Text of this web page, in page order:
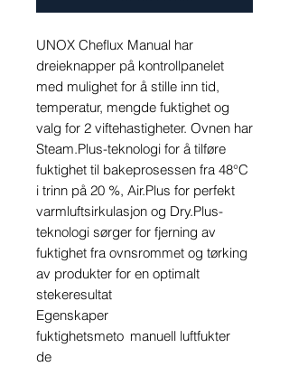
UNOX Cheflux Manual har
dreieknapper på kontrollpanelet
med mulighet for å stille inn tid,
temperatur, mengde fuktighet og
valg for 2 viftehastigheter. Ovnen har
Steam.Plus-teknologi for å tilføre
fuktighet til bakeprosessen fra 48°C
i trinn på 20 %, Air.Plus for perfekt
varmluftsirkulasjon og Dry.Plus-
teknologi sørger for fjerning av
fuktighet fra ovnsrommet og tørking
av produkter for en optimalt
stekeresultat
Egenskaper
fuktighetsmeto
de
manuell luftfukter